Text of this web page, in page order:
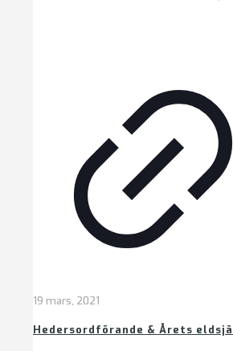
19 mars, 2021
Hedersordförande & Årets